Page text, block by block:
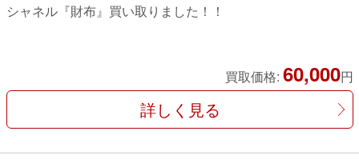
シャネル『財布』買い取りました！！
買取価格: 60,000円
詳しく見る